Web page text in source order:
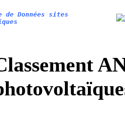
de Données sites